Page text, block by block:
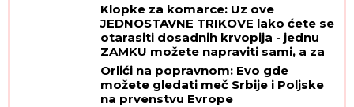
Klopke za komarce: Uz ove
JEDNOSTAVNE TRIKOVE lako ćete se
otarasiti dosadnih krvopija - jednu
ZAMKU možete napraviti sami, a za
drugu vam ne treba BAŠ NIŠTA
Orlići na popravnom: Evo gde
možete gledati meč Srbije i Poljske
na prvenstvu Evrope